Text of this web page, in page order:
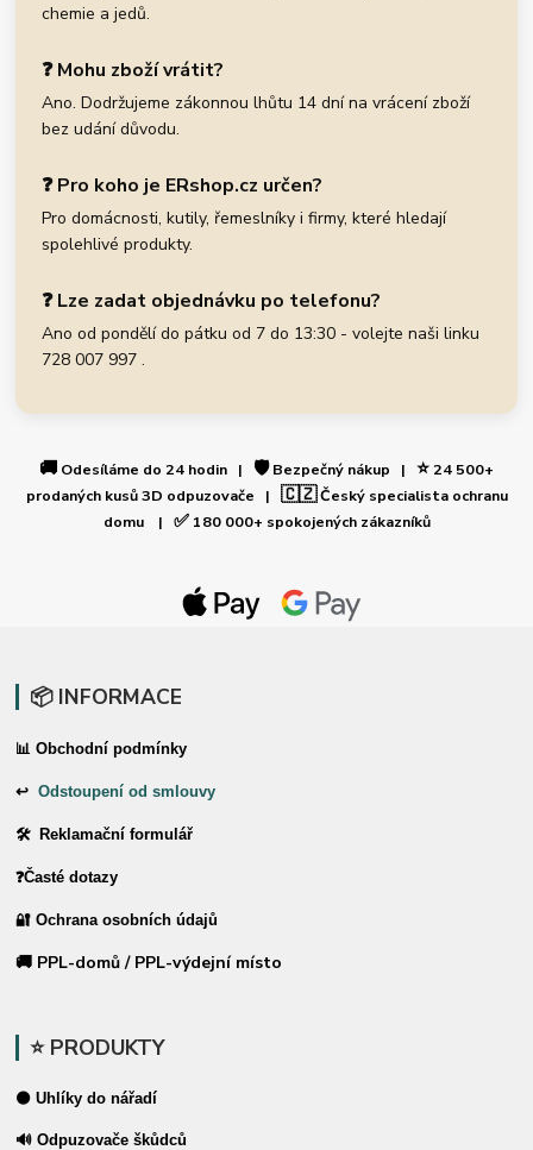
chemie a jedů.
❓ Mohu zboží vrátit?
Ano. Dodržujeme zákonnou lhůtu 14 dní na vrácení zboží
bez udání důvodu.
❓ Pro koho je ERshop.cz určen?
Pro domácnosti, kutily, řemeslníky i firmy, které hledají
spolehlivé produkty.
❓ Lze zadat objednávku po telefonu?
Ano od pondělí do pátku od 7 do 13:30 - volejte naši linku
728 007 997 .
🚚 Odesíláme do 24 hodin | 🛡️Bezpečný nákup | ⭐24 500+
prodaných kusů 3D odpuzovače | 🇨🇿Český specialista ochranu
domu | ✅180 000+ spokojených zákazníků
📦 INFORMACE
📊 Obchodní podmínky
↩Odstoupení od smlouvy
🛠 Reklamační formulář
❓Časté dotazy
🔐 Ochrana osobních údajů
🚚 PPL-domů / PPL-výdejní místo
⭐ PRODUKTY
⚫ Uhlíky do nářadí
🔊 Odpuzovače škůdců